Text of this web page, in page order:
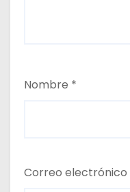
Nombre *
Correo electrónico